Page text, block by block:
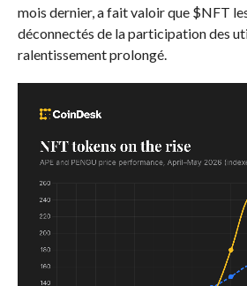
mois dernier, a fait valoir que $NFT
déconnectés de la participation des
ralentissement prolongé.